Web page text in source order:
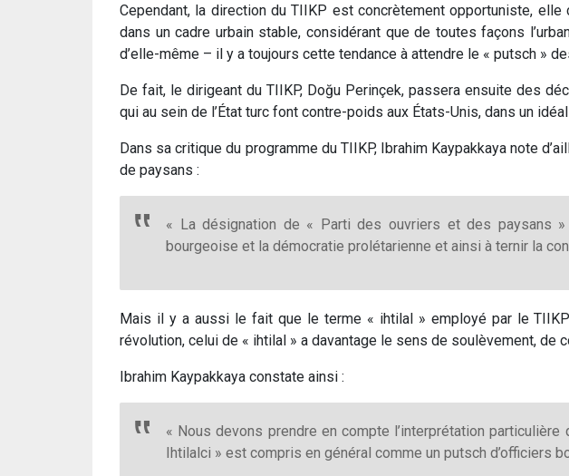
Cependant, la direction du TIIKP est concrètement opportuniste,
dans un cadre urbain stable, considérant que de toutes façons
d’elle-même – il y a toujours cette tendance à attendre le « putsch »
De fait, le dirigeant du TIIKP, Doğu Perinçek, passera ensuite des
qui au sein de l’État turc font contre-poids aux États-Unis, dans un
Dans sa critique du programme du TIIKP, Ibrahim Kaypakkaya note
de paysans :
« La désignation de « Parti des ouvriers et des paysans
bourgeoise et la démocratie prolétarienne et ainsi à ternir la
Mais il y a aussi le fait que le terme « ihtilal » employé par le
révolution, celui de « ihtilal » a davantage le sens de soulèvement, de
Ibrahim Kaypakkaya constate ainsi :
« Nous devons prendre en compte l’interprétation
Ihtilalci » est compris en général comme un putsch d’officiers